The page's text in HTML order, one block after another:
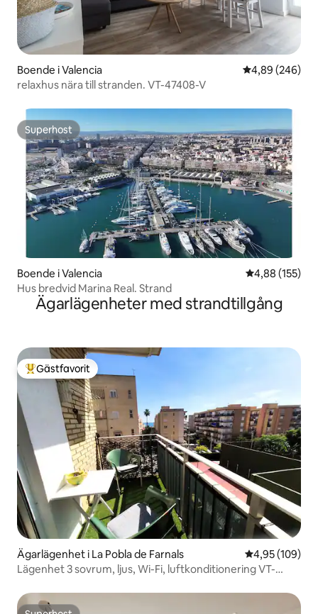
Boende i Valencia 4,89 av 5 i
4,89 (246)
relaxhus nära till stranden. VT-47408-V
Superhost
Superhost
Boende i Valencia 4,88 av 5 i
4,88 (155)
Hus bredvid Marina Real. Strand
Ägarlägenheter med strandtillgång
Populär gästfavorit
Gästfavorit
Ägarlägenhet i La Pobla de Farnals 4,95 av 5 i
4,95 (109)
Lägenhet 3 sovrum, ljus, Wi-Fi, luftkonditionering VT-